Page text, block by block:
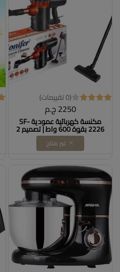
(0 تقييمات)
2250 ج.م
مكنسة كهربائية عمودية SF-
2226 بقوة 600 واط | تصميم 2
في 1 (أرضي ويدوي) لشفط
فائق | خفيفة الوزن ومتعددة
الاستخدامات للمنزل والمكتب
B0FHWGK2ST
غير متاح